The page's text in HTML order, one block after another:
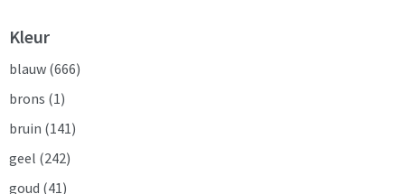
Kleur
blauw (666)
brons (1)
bruin (141)
geel (242)
goud (41)